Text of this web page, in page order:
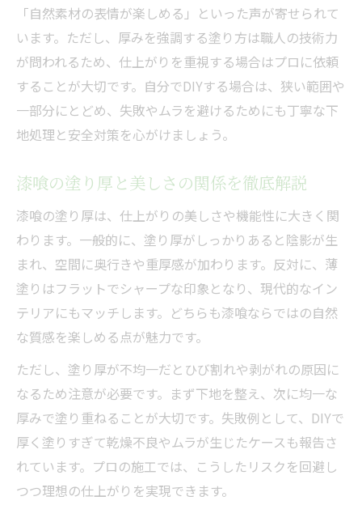
「自然素材の表情が楽しめる」といった声が寄せられて
います。ただし、厚みを強調する塗り方は職人の技術力
が問われるため、仕上がりを重視する場合はプロに依頼
することが大切です。自分でDIYする場合は、狭い範囲や
一部分にとどめ、失敗やムラを避けるためにも丁寧な下
地処理と安全対策を心がけましょう。
漆喰の塗り厚と美しさの関係を徹底解説
漆喰の塗り厚は、仕上がりの美しさや機能性に大きく関
わります。一般的に、塗り厚がしっかりあると陰影が生
まれ、空間に奥行きや重厚感が加わります。反対に、薄
塗りはフラットでシャープな印象となり、現代的なイン
テリアにもマッチします。どちらも漆喰ならではの自然
な質感を楽しめる点が魅力です。
ただし、塗り厚が不均一だとひび割れや剥がれの原因に
なるため注意が必要です。まず下地を整え、次に均一な
厚みで塗り重ねることが大切です。失敗例として、DIYで
厚く塗りすぎて乾燥不良やムラが生じたケースも報告さ
れています。プロの施工では、こうしたリスクを回避し
つつ理想の仕上がりを実現できます。